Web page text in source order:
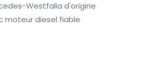
Westfalia d'origine
moteur diesel fiable